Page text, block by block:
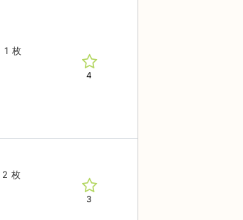
1 枚
4
2 枚
3